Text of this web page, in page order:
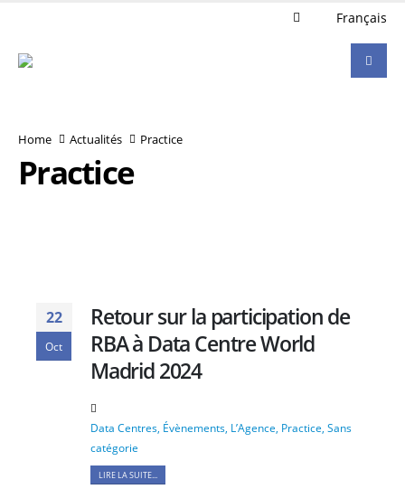
Français
Practice
Home Actualités Practice
22
Oct
Retour sur la participation de
RBA à Data Centre World
Madrid 2024
Data Centres Évènements L’Agence Practice Sans
catégorie
LIRE LA SUITE...